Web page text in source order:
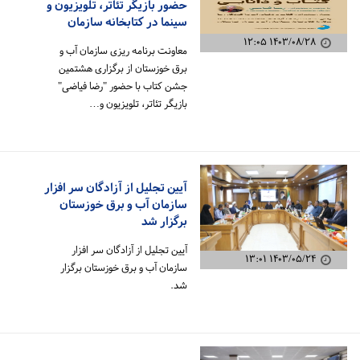
۱۴۰۳/۰۸/۲۸ ۱۲:۰۵
حضور بازیگر تئاتر، تلویزیون و
سینما در کتابخانه سازمان
معاونت برنامه ریزی سازمان آب و
برق خوزستان از برگزاری هشتمین
جشن کتاب با حضور "رضا فیاضی"
بازیگر تئاتر، تلویزیون و…
۱۴۰۳/۰۵/۲۴ ۱۳:۰۱
آیین تجلیل از آزادگان سر افزار
سازمان آب و برق خوزستان
برگزار شد
آیین تجلیل از آزادگان سر افزار
سازمان آب و برق خوزستان برگزار
شد.